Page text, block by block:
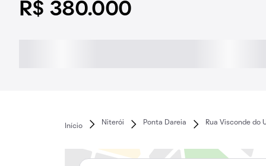
R$ 380.000
Início
Niterói Ponta Dareia Rua Visconde do